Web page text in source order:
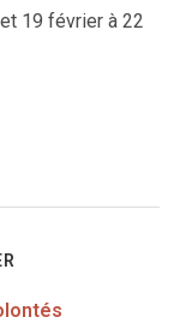
19 février à 22